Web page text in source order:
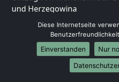
und Herzegowina
Umzug von München nach
Umzug von München nach
Umzug von München nach
Umzug von München nach
Umzug von München nach
Diese Internetseite
Einverstanden
Nur